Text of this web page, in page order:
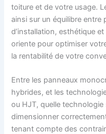
toiture et de votre usage.
ainsi sur un équilibre
d’installation, esthétique
oriente pour optimiser
la rentabilité de votre
Entre les panneaux
hybrides, et les
ou HJT, quelle
dimensionner
tenant compte des